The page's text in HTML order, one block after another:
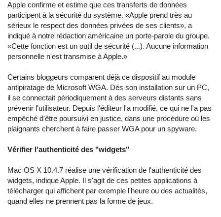
Apple confirme et estime que ces transferts de données
participent à la sécurité du système. «Apple prend très au
sérieux le respect des données privées de ses clients», a
indiqué à notre rédaction américaine un porte-parole du groupe.
«Cette fonction est un outil de sécurité (...). Aucune information
personnelle n'est transmise à Apple.»
Certains bloggeurs comparent déjà ce dispositif au module
antipiratage de Microsoft WGA. Dès son installation sur un PC,
il se connectait périodiquement à des serveurs distants sans
prévenir l'utilisateur. Depuis l'éditeur l'a modifié, ce qui ne l'a pas
empêché d'être poursuivi en justice, dans une procédure où les
plaignants cherchent à faire passer WGA pour un spyware.
Vérifier l'authenticité des "widgets"
Mac OS X 10.4.7 réalise une vérification de l'authenticité des
widgets, indique Apple. Il s'agit de ces petites applications à
télécharger qui affichent par exemple l'heure ou des actualités,
quand elles ne prennent pas la forme de jeux.